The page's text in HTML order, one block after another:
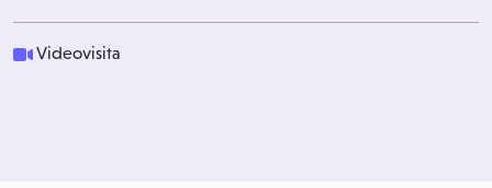
Videovisita